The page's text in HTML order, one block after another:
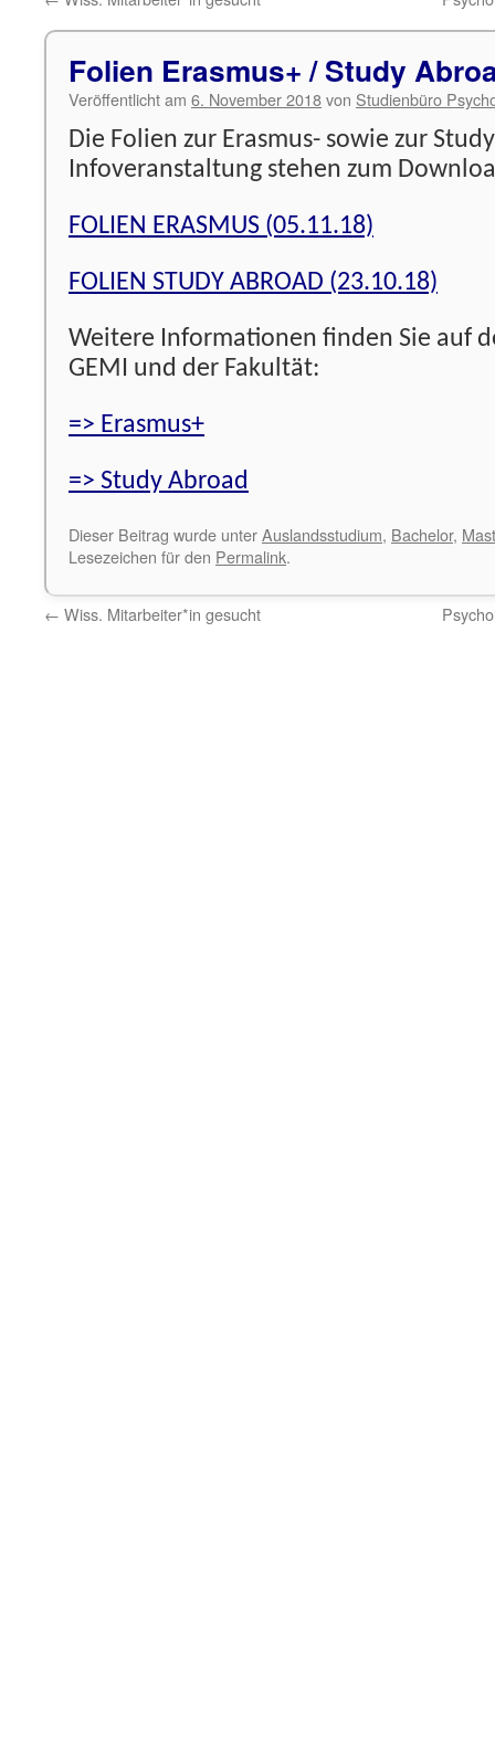
Folien Erasmus+ / Study
Veröffentlicht am 6. November 2018von Studienbüro
Die Folien zur Erasmus- sowie zur
Infoveranstaltung stehen zum
FOLIEN ERASMUS (05.11.18)
FOLIEN STUDY ABROAD (23.10.18)
Weitere Informationen finden Sie auf
GEMI und der Fakultät:
=> Erasmus+
=> Study Abroad
Dieser Beitrag wurde unterAuslandsstudium, Bachelor,
Lesezeichen für den Permalink.
← Wiss. Mitarbeiter*in gesucht